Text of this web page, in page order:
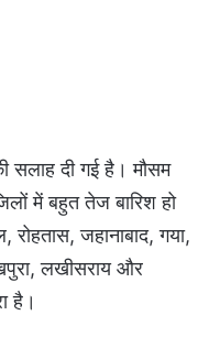
सलाह दी गई है। मौसम
में बहुत तेज बारिश हो
जहानाबाद, गया,
लखीसराय और
है।